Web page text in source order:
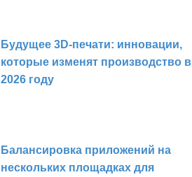
Будущее 3D-печати: инновации,
которые изменят производство в
2026 году
Балансировка приложений на
нескольких площадках для